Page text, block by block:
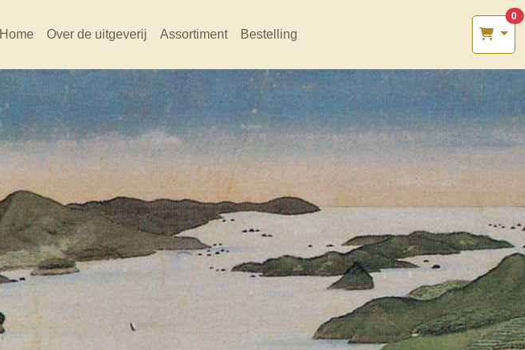
Home Over de uitgeverij Assortiment Bestelling
0